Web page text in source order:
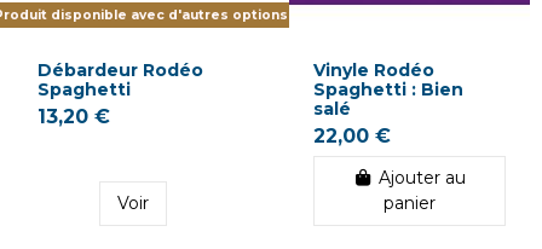
disponible avec d'autres options
Débardeur Rodéo
Spaghetti
13,20 €
Voir
Vinyle Rodéo
Spaghetti : Bien
salé
22,00 €
Ajouter au
panier